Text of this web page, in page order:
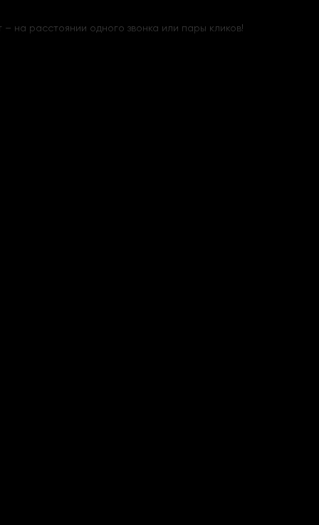
на расстоянии одного звонка или пары кликов!